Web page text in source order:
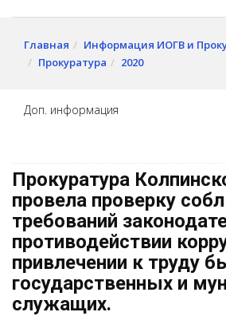
Главная
Информация ИОГВ и
Прокуратура
2020
Доп. информация
Прокуратура
провела проверку
требований
противодействии
привлечении к труду
государственных и
служащих.